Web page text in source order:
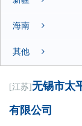
海南
其他
[江苏]无锡市太
有限公司